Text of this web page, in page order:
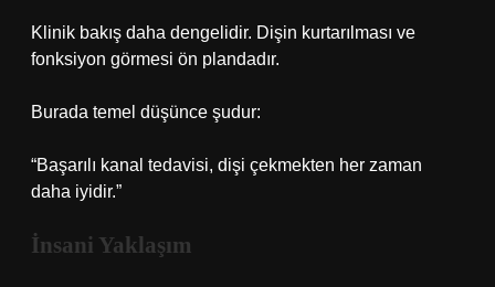
Klinik bakış daha dengelidir. Dişin kurtarılması ve
fonksiyon görmesi ön plandadır.
Burada temel düşünce şudur:
“Başarılı kanal tedavisi, dişi çekmekten her zaman
daha iyidir.”
İnsani Yaklaşım